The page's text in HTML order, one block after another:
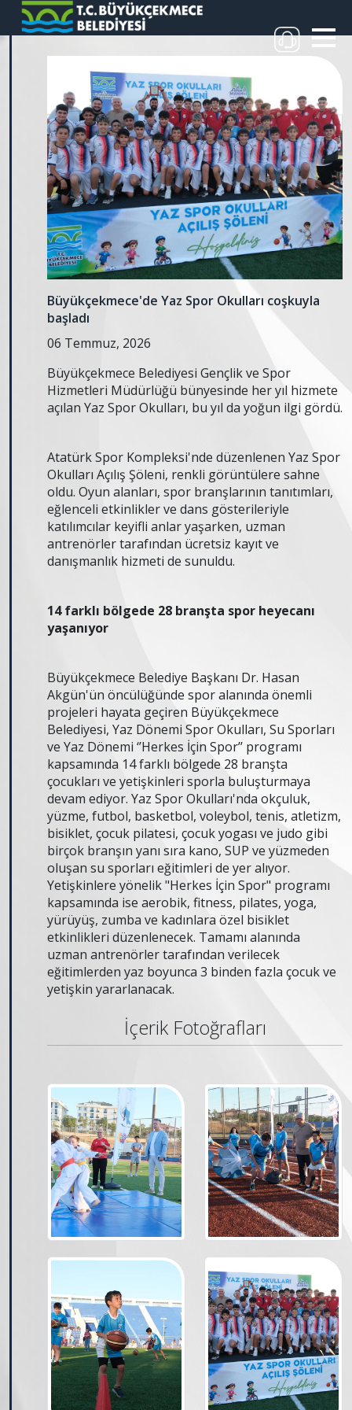
Büyükçekmece'de Yaz Spor Okulları coşkuyla
başladı
06 Temmuz, 2026
Büyükçekmece Belediyesi Gençlik ve Spor
Hizmetleri Müdürlüğü bünyesinde her yıl hizmete
açılan Yaz Spor Okulları, bu yıl da yoğun ilgi gördü.
Atatürk Spor Kompleksi'nde düzenlenen Yaz Spor
Okulları Açılış Şöleni, renkli görüntülere sahne
oldu. Oyun alanları, spor branşlarının tanıtımları,
eğlenceli etkinlikler ve dans gösterileriyle
katılımcılar keyifli anlar yaşarken, uzman
antrenörler tarafından ücretsiz kayıt ve
danışmanlık hizmeti de sunuldu.
14 farklı bölgede 28 branşta spor heyecanı
yaşanıyor
Büyükçekmece Belediye Başkanı Dr. Hasan
Akgün'ün öncülüğünde spor alanında önemli
projeleri hayata geçiren Büyükçekmece
Belediyesi, Yaz Dönemi Spor Okulları, Su Sporları
ve Yaz Dönemi ‘’Herkes İçin Spor’’ programı
kapsamında 14 farklı bölgede 28 branşta
çocukları ve yetişkinleri sporla buluşturmaya
devam ediyor. Yaz Spor Okulları'nda okçuluk,
yüzme, futbol, basketbol, voleybol, tenis, atletizm,
bisiklet, çocuk pilatesi, çocuk yogası ve judo gibi
birçok branşın yanı sıra kano, SUP ve yüzmeden
oluşan su sporları eğitimleri de yer alıyor.
Yetişkinlere yönelik "Herkes İçin Spor" programı
kapsamında ise aerobik, fitness, pilates, yoga,
yürüyüş, zumba ve kadınlara özel bisiklet
etkinlikleri düzenlenecek. Tamamı alanında
uzman antrenörler tarafından verilecek
eğitimlerden yaz boyunca 3 binden fazla çocuk ve
yetişkin yararlanacak.
İçerik Fotoğrafları